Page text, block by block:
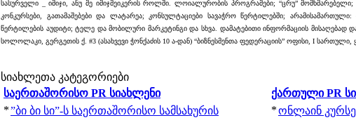
სასურველი _ იმიჯი, ანუ მე იმიჯმეიკერის როლში. ლოიალურობის პროგრამები; “ცრუ” მომხმარებელი;
კონკურსები, გათამაშებები და ლატარეა; კონსულტაციები სავაჭრო წერტილებში;
წერტილების აუდიტი; ტელე და მობილური მარკეტინგი და სხვა. დამატებითი ინფორმაციის მისაღებად
სოლოლაკი, გერგეთის ქ. #3 (ასახვევი ჭონქაძის 10 ა-დან) “ბიზნესმენთა ფედერაციის” ოფისი, I
სიახლეთა კატეგორიები
საერთაშორისო PR სიახლენი
*”ბი ბი სი”-ს საერთაშორისო სამსახურის
ქართული PR
*ონლაინ